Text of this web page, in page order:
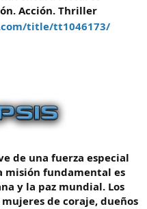
Acción. Thriller
title/tt1046173/
de una fuerza especial
fundamental es
y la paz mundial. Los
de coraje, dueños